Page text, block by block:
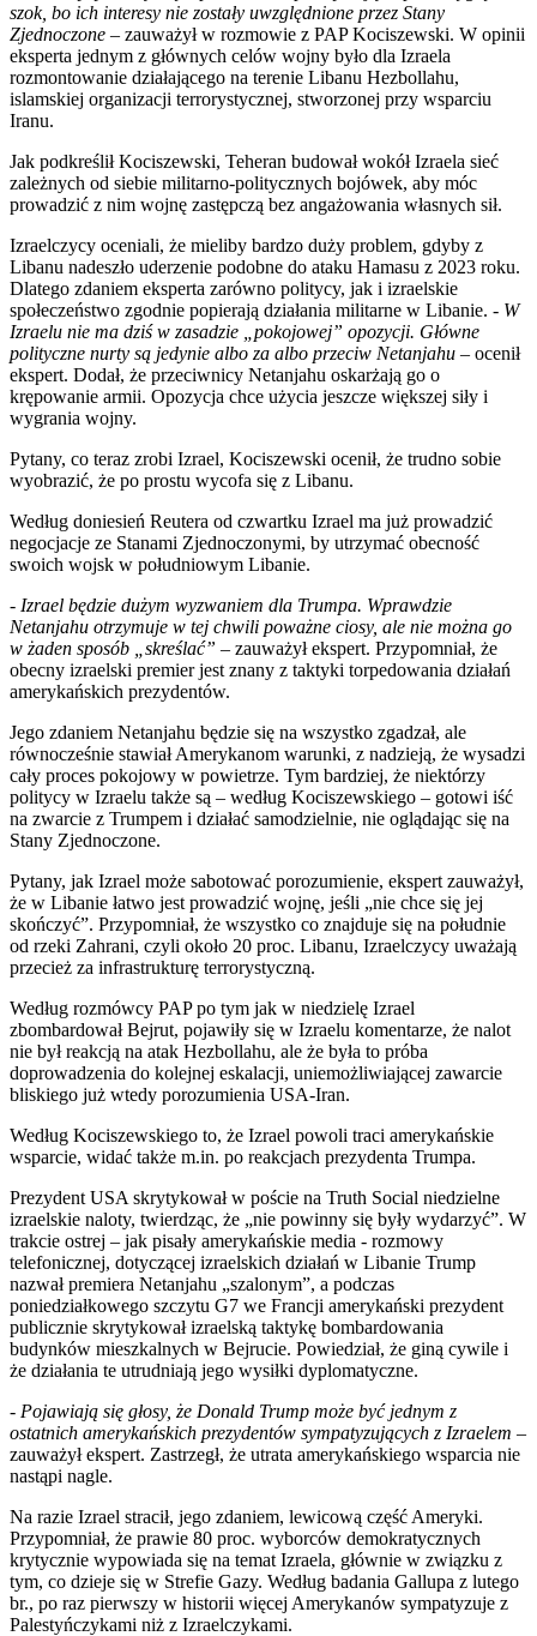
szok, bo ich interesy nie zostały uwzględnione przez Stany
Zjednoczone – zauważył w rozmowie z PAP Kociszewski. W opinii
eksperta jednym z głównych celów wojny było dla Izraela
rozmontowanie działającego na terenie Libanu Hezbollahu,
islamskiej organizacji terrorystycznej, stworzonej przy wsparciu
Iranu.
Jak podkreślił Kociszewski, Teheran budował wokół Izraela sieć
zależnych od siebie militarno-politycznych bojówek, aby móc
prowadzić z nim wojnę zastępczą bez angażowania własnych sił.
Izraelczycy oceniali, że mieliby bardzo duży problem, gdyby z
Libanu nadeszło uderzenie podobne do ataku Hamasu z 2023 roku.
Dlatego zdaniem eksperta zarówno politycy, jak i izraelskie
społeczeństwo zgodnie popierają działania militarne w Libanie. - W
Izraelu nie ma dziś w zasadzie „pokojowej” opozycji. Główne
polityczne nurty są jedynie albo za albo przeciw Netanjahu – ocenił
ekspert. Dodał, że przeciwnicy Netanjahu oskarżają go o
krępowanie armii. Opozycja chce użycia jeszcze większej siły i
wygrania wojny.
Pytany, co teraz zrobi Izrael, Kociszewski ocenił, że trudno sobie
wyobrazić, że po prostu wycofa się z Libanu.
Według doniesień Reutera od czwartku Izrael ma już prowadzić
negocjacje ze Stanami Zjednoczonymi, by utrzymać obecność
swoich wojsk w południowym Libanie.
- Izrael będzie dużym wyzwaniem dla Trumpa. Wprawdzie
Netanjahu otrzymuje w tej chwili poważne ciosy, ale nie można go
w żaden sposób „skreślać” – zauważył ekspert. Przypomniał, że
obecny izraelski premier jest znany z taktyki torpedowania działań
amerykańskich prezydentów.
Jego zdaniem Netanjahu będzie się na wszystko zgadzał, ale
równocześnie stawiał Amerykanom warunki, z nadzieją, że wysadzi
cały proces pokojowy w powietrze. Tym bardziej, że niektórzy
politycy w Izraelu także są – według Kociszewskiego – gotowi iść
na zwarcie z Trumpem i działać samodzielnie, nie oglądając się na
Stany Zjednoczone.
Pytany, jak Izrael może sabotować porozumienie, ekspert zauważył,
że w Libanie łatwo jest prowadzić wojnę, jeśli „nie chce się jej
skończyć”. Przypomniał, że wszystko co znajduje się na południe
od rzeki Zahrani, czyli około 20 proc. Libanu, Izraelczycy uważają
przecież za infrastrukturę terrorystyczną.
Według rozmówcy PAP po tym jak w niedzielę Izrael
zbombardował Bejrut, pojawiły się w Izraelu komentarze, że nalot
nie był reakcją na atak Hezbollahu, ale że była to próba
doprowadzenia do kolejnej eskalacji, uniemożliwiającej zawarcie
bliskiego już wtedy porozumienia USA-Iran.
Według Kociszewskiego to, że Izrael powoli traci amerykańskie
wsparcie, widać także m.in. po reakcjach prezydenta Trumpa.
Prezydent USA skrytykował w poście na Truth Social niedzielne
izraelskie naloty, twierdząc, że „nie powinny się były wydarzyć”. W
trakcie ostrej – jak pisały amerykańskie media - rozmowy
telefonicznej, dotyczącej izraelskich działań w Libanie Trump
nazwał premiera Netanjahu „szalonym”, a podczas
poniedziałkowego szczytu G7 we Francji amerykański prezydent
publicznie skrytykował izraelską taktykę bombardowania
budynków mieszkalnych w Bejrucie. Powiedział, że giną cywile i
że działania te utrudniają jego wysiłki dyplomatyczne.
- Pojawiają się głosy, że Donald Trump może być jednym z
ostatnich amerykańskich prezydentów sympatyzujących z Izraelem –
zauważył ekspert. Zastrzegł, że utrata amerykańskiego wsparcia nie
nastąpi nagle.
Na razie Izrael stracił, jego zdaniem, lewicową część Ameryki.
Przypomniał, że prawie 80 proc. wyborców demokratycznych
krytycznie wypowiada się na temat Izraela, głównie w związku z
tym, co dzieje się w Strefie Gazy. Według badania Gallupa z lutego
br., po raz pierwszy w historii więcej Amerykanów sympatyzuje z
Palestyńczykami niż z Izraelczykami.